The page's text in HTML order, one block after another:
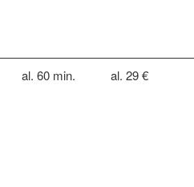
al. 60 min. al. 29 €